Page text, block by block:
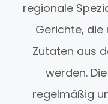
regionale
Gerichte,
Zutaten aus
werden.
regelmäßig